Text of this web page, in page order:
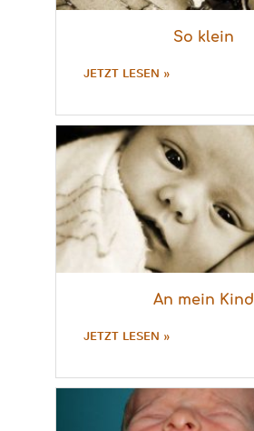
So klein
JETZT LESEN »
An mein Kind
JETZT LESEN »